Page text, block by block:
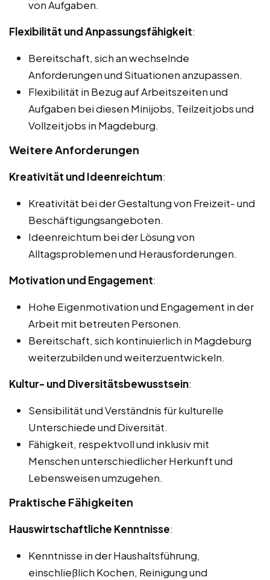
von Aufgaben.
Flexibilität und Anpassungsfähigkeit:
Bereitschaft, sich an wechselnde
Anforderungen und Situationen anzupassen.
Flexibilität in Bezug auf Arbeitszeiten und
Aufgaben bei diesen Minijobs, Teilzeitjobs und
Vollzeitjobs in Magdeburg.
Weitere Anforderungen
Kreativität und Ideenreichtum:
Kreativität bei der Gestaltung von Freizeit- und
Beschäftigungsangeboten.
Ideenreichtum bei der Lösung von
Alltagsproblemen und Herausforderungen.
Motivation und Engagement:
Hohe Eigenmotivation und Engagement in der
Arbeit mit betreuten Personen.
Bereitschaft, sich kontinuierlich in Magdeburg
weiterzubilden und weiterzuentwickeln.
Kultur- und Diversitätsbewusstsein:
Sensibilität und Verständnis für kulturelle
Unterschiede und Diversität.
Fähigkeit, respektvoll und inklusiv mit
Menschen unterschiedlicher Herkunft und
Lebensweisen umzugehen.
Praktische Fähigkeiten
Hauswirtschaftliche Kenntnisse:
Kenntnisse in der Haushaltsführung,
einschließlich Kochen, Reinigung und